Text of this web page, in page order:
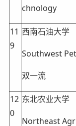
chnology
11
9
西南石油大学
Southwest
双一流
12
0
东北农业大学
Northeast